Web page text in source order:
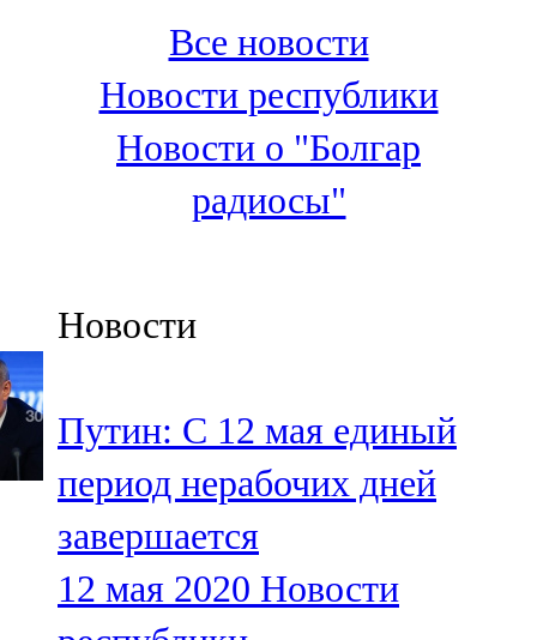
100,3 FM
Зәй
106,6 FM
Кадыбаш
105,2 FM
91,5 FM
106,1 FM
Кама тамагы
71,51 FM
Кукмара
Все новости
Новости республики
Новости о "Болгар
радиосы"
Новости
Путин: С 12 мая единый
период нерабочих дней
завершается
12 мая 2020 Новости